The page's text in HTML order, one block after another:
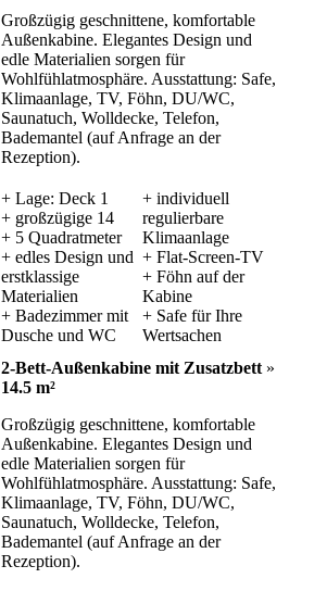
Großzügig geschnittene, komfortable
Außenkabine. Elegantes Design und
edle Materialien sorgen für
Wohlfühlatmosphäre. Ausstattung: Safe,
Klimaanlage, TV, Föhn, DU/WC,
Saunatuch, Wolldecke, Telefon,
Bademantel (auf Anfrage an der
Rezeption).
+ Lage: Deck 1
+ großzügige 14
+ 5 Quadratmeter
+ edles Design und
erstklassige
Materialien
+ Badezimmer mit
Dusche und WC
+ individuell
regulierbare
Klimaanlage
+ Flat-Screen-TV
+ Föhn auf der
Kabine
+ Safe für Ihre
Wertsachen
2-Bett-Außenkabine mit Zusatzbett »
14.5 m²
Großzügig geschnittene, komfortable
Außenkabine. Elegantes Design und
edle Materialien sorgen für
Wohlfühlatmosphäre. Ausstattung: Safe,
Klimaanlage, TV, Föhn, DU/WC,
Saunatuch, Wolldecke, Telefon,
Bademantel (auf Anfrage an der
Rezeption).